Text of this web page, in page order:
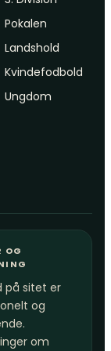
Pokalen
Landshold
Kvindefodbold
Ungdom
OG
på sitet er
og
om